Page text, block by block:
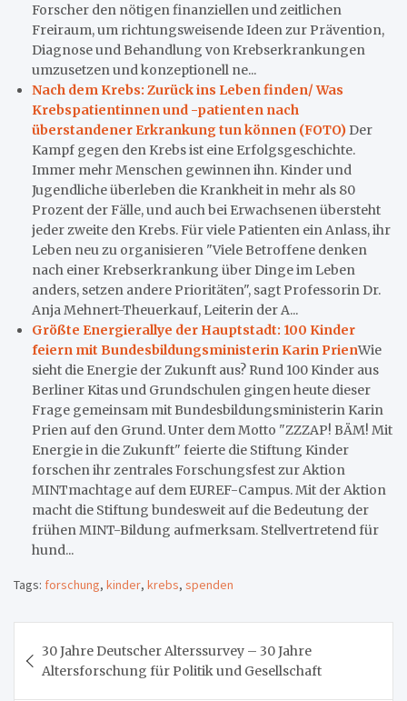
Forscher den nötigen finanziellen und zeitlichen
Freiraum, um richtungsweisende Ideen zur Prävention,
Diagnose und Behandlung von Krebserkrankungen
umzusetzen und konzeptionell ne...
Nach dem Krebs: Zurück ins Leben finden/ Was
Krebspatientinnen und -patienten nach
überstandener Erkrankung tun können (FOTO)Der
Kampf gegen den Krebs ist eine Erfolgsgeschichte.
Immer mehr Menschen gewinnen ihn. Kinder und
Jugendliche überleben die Krankheit in mehr als 80
Prozent der Fälle, und auch bei Erwachsenen übersteht
jeder zweite den Krebs. Für viele Patienten ein Anlass, ihr
Leben neu zu organisieren "Viele Betroffene denken
nach einer Krebserkrankung über Dinge im Leben
anders, setzen andere Prioritäten", sagt Professorin Dr.
Anja Mehnert-Theuerkauf, Leiterin der A...
Größte Energierallye der Hauptstadt: 100 Kinder
feiern mit Bundesbildungsministerin Karin PrienWie
sieht die Energie der Zukunft aus? Rund 100 Kinder aus
Berliner Kitas und Grundschulen gingen heute dieser
Frage gemeinsam mit Bundesbildungsministerin Karin
Prien auf den Grund. Unter dem Motto "ZZZAP! BÄM! Mit
Energie in die Zukunft" feierte die Stiftung Kinder
forschen ihr zentrales Forschungsfest zur Aktion
MINTmachtage auf dem EUREF-Campus. Mit der Aktion
macht die Stiftung bundesweit auf die Bedeutung der
frühen MINT-Bildung aufmerksam. Stellvertretend für
hund...
Tags: forschung, kinder, krebs, spenden
30 Jahre Deutscher Alterssurvey – 30 Jahre
Altersforschung für Politik und Gesellschaft